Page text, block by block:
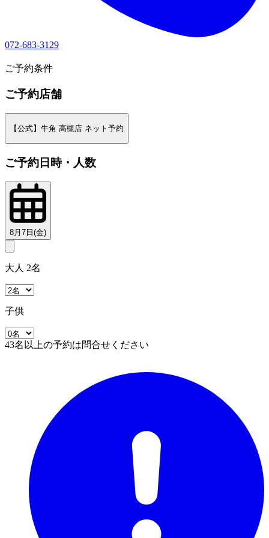
072-683-3129
ご予約条件
ご予約店舗
【公式】牛角 高槻店 ネット予約
ご予約日時・人数
8月7日(金)
大人 2名
子供
43名以上の予約は問合せください